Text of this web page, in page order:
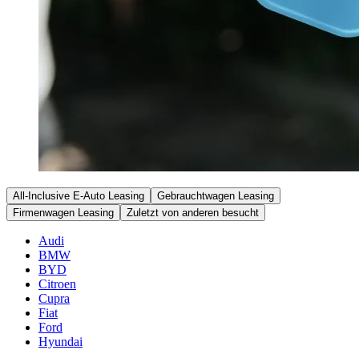
All-Inclusive E-Auto Leasing
Gebrauchtwagen Leasing
Firmenwagen Leasing
Zuletzt von anderen besucht
Audi
BMW
BYD
Citroen
Cupra
Fiat
Ford
Hyundai